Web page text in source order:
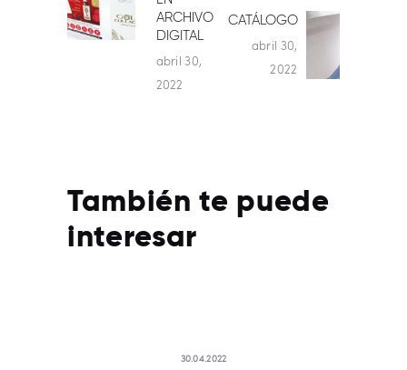
DE
ENTRADAS
anterior:
ARCHIVO
DIGITAL
abril 30,
2022
Siguiente
CATÁLOGO
abril 30,
2022
También te puede
interesar
30.04.2022